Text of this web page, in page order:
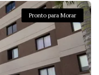
Pronto para Morar